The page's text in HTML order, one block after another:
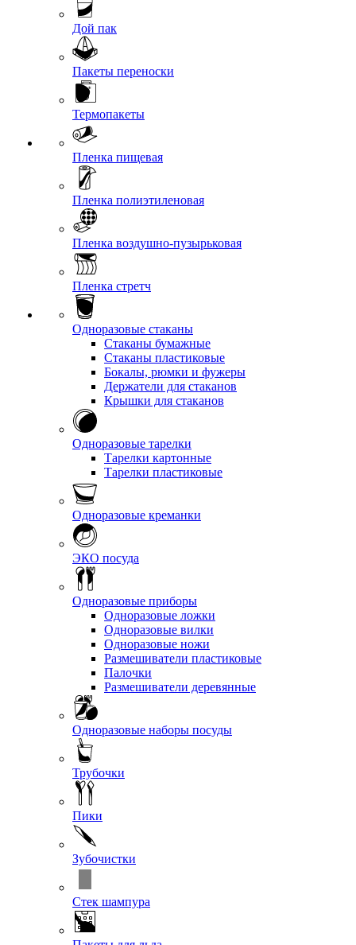
Дой пак
Пакеты переноски
Термопакеты
Пленка пищевая
Пленка полиэтиленовая
Пленка воздушно-пузырьковая
Пленка стретч
Одноразовые стаканы
Стаканы бумажные
Стаканы пластиковые
Бокалы, рюмки и фужеры
Держатели для стаканов
Крышки для стаканов
Одноразовые тарелки
Тарелки картонные
Тарелки пластиковые
Одноразовые креманки
ЭКО посуда
Одноразовые приборы
Одноразовые ложки
Одноразовые вилки
Одноразовые ножи
Размешиватели пластиковые
Палочки
Размешиватели деревянные
Одноразовые наборы посуды
Трубочки
Пики
Зубочистки
Стек шампура